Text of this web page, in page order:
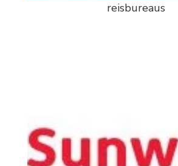
reisbureaus